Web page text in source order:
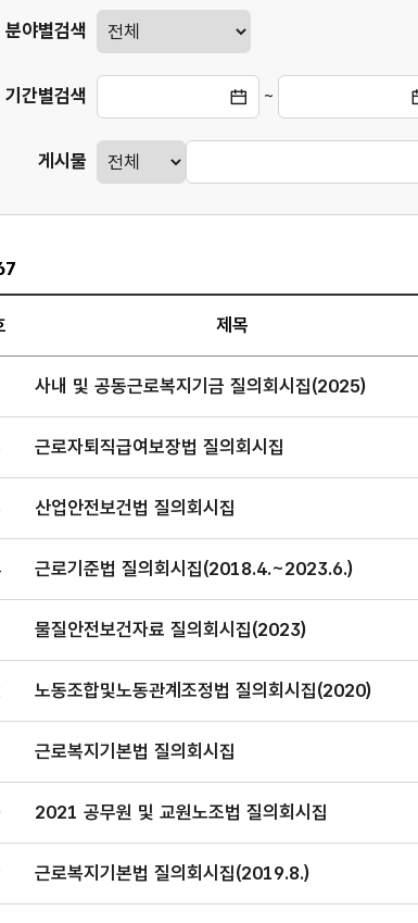
시판
분야별검색
기간별검색 ~
게시물
.
,
.
제목
사내 및 공동근로복지기금 질의회시집(2025)
근로자퇴직급여보장법 질의회시집
산업안전보건법 질의회시집
근로기준법 질의회시집(2018.4.~2023.6.)
물질안전보건자료 질의회시집(2023)
노동조합및노동관계조정법 질의회시집(2020)
근로복지기본법 질의회시집
2021 공무원 및 교원노조법 질의회시집
근로복지기본법 질의회시집(2019.8.)